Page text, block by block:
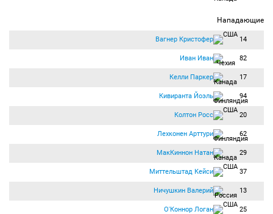
Нападающие
Вагнер Кристофер 14
Иван Иван 82
Келли Паркер 17
Кивиранта Йоэль 94
Колтон Росс 20
Лехконен Арттури 62
МакКиннон Натан 29
Миттельштад Кейси 37
Ничушкин Валерий 13
О'Коннор Логан 25